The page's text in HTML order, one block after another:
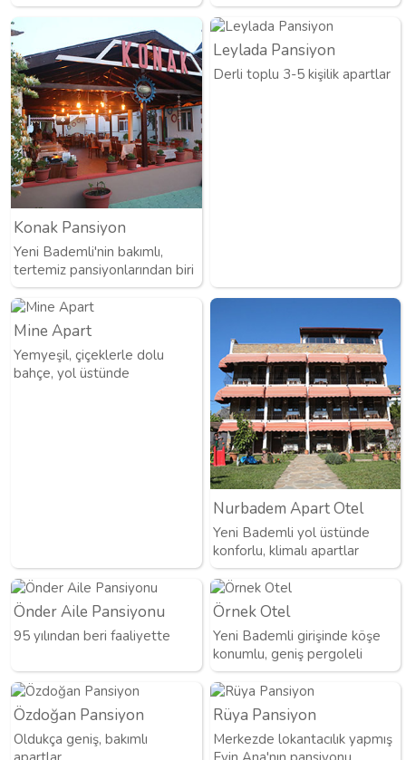
Konak Pansiyon
Yeni Bademli'nin bakımlı,
tertemiz pansiyonlarından biri
Leylada Pansiyon
Derli toplu 3-5 kişilik apartlar
Mine Apart
Yemyeşil, çiçeklerle dolu
bahçe, yol üstünde
Nurbadem Apart Otel
Yeni Bademli yol üstünde
konforlu, klimalı apartlar
Önder Aile Pansiyonu
95 yılından beri faaliyette
Örnek Otel
Yeni Bademli girişinde köşe
konumlu, geniş pergoleli
Özdoğan Pansiyon
Oldukça geniş, bakımlı
Rüya Pansiyon
Merkezde lokantacılık yapmış